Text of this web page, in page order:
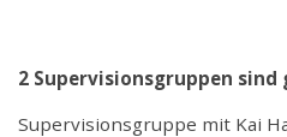
2 Supervisionsgruppen sind
Supervisionsgruppe mit Kai